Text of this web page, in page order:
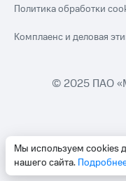
Мы используем cookies
нашего сайта.
Политика обработки
Комплаенс и деловая
© 2025 ПАО